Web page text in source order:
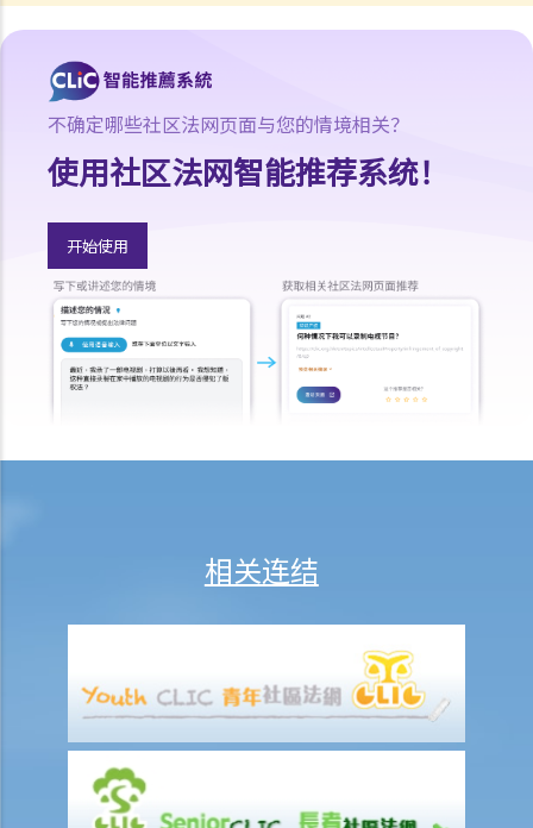
交通意外伤亡援助计划
汽车保险局
切勿寻求索偿代理协助处理申索
问与答
程序是否有别于就同一伤害提出人身伤害索偿？
2. 承上题，我可否同时向我的雇主及其他相关方面，就工伤和人身伤害
提出申索？
3. 一名餐厅侍应不慎把热汤倒在我身上，导致我受伤。我应否控告那位
侍应及餐厅东主，并向他们提出申索？
4. 一名男子刻意伤害我，被裁定伤人罪罪名成立。我可否透过民事途
5. 我是一名乘客，因铁路月台上发生的一宗意外而受伤。我是否有任何
致，我得到的赔偿会否减少？减少的赔偿额及百分比将如何决定？
7. 我的家人在意外中身亡。我可否代表死者展开人身伤亡诉讼？在控告
犯错的一方之前，我需要依循甚么程序？
8. 我的儿子在意外中受伤，他想提出人身伤亡诉讼，但他还未够18岁。
他可否自行展开法律行动？还是应由我去代表他提出诉讼？
9. 死因裁判法庭有甚么作用？
个案举例说明
不确定哪些社区法网页面与您的情境相关？
使用社区法网智能推荐系统！
开始使用
相关连结